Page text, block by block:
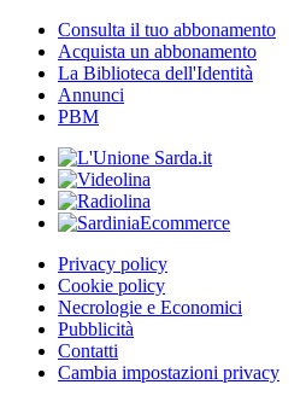
Consulta il tuo abbonamento
Acquista un abbonamento
La Biblioteca dell'Identità
Annunci
PBM
Privacy policy
Cookie policy
Necrologie e Economici
Pubblicità
Contatti
Cambia impostazioni privacy